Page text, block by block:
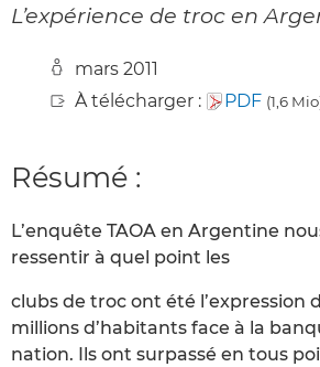
L’expérience de troc en
mars 2011
À télécharger :
PDF (1,6
Résumé :
L’enquête TAOA en Argentine
ressentir à quel point les
clubs de troc ont été l’expression
millions d’habitants face à la
nation. Ils ont surpassé en tous